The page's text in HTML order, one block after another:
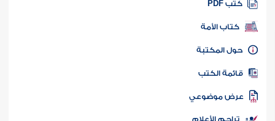
كتب PDF
كتاب الأمة
المكتبة
الكتب